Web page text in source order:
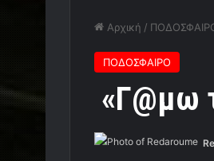
Αρχική /
ΠΟΔΟΣΦΑΙΡΟ
«Γ@μω